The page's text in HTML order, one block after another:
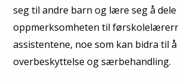
seg til andre barn og lære seg å dele
oppmerksomheten til
assistentene, noe som kan bidra til
overbeskyttelse og særbehandling.